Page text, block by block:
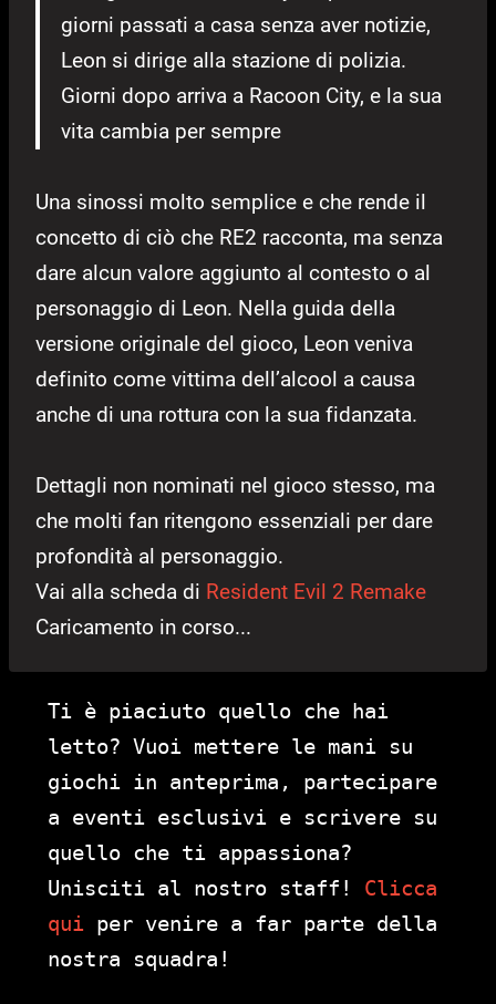
giorni passati a casa senza aver notizie,
Leon si dirige alla stazione di polizia.
Giorni dopo arriva a Racoon City, e la sua
vita cambia per sempre
Una sinossi molto semplice e che rende il
concetto di ciò che RE2 racconta, ma senza
dare alcun valore aggiunto al contesto o al
personaggio di Leon. Nella guida della
versione originale del gioco, Leon veniva
definito come vittima dell’alcool a causa
anche di una rottura con la sua fidanzata.
Dettagli non nominati nel gioco stesso, ma
che molti fan ritengono essenziali per dare
profondità al personaggio.
Vai alla scheda di Resident Evil 2 Remake
Caricamento in corso...
Ti è piaciuto quello che hai
letto? Vuoi mettere le mani su
giochi in anteprima, partecipare
a eventi esclusivi e scrivere su
quello che ti appassiona?
Unisciti al nostro staff! Clicca
qui per venire a far parte della
nostra squadra!